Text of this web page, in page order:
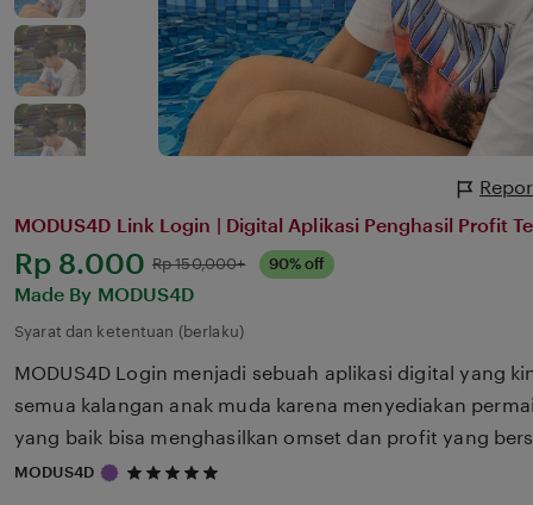
MODUS4D Link Login | Digital Aplikasi Penghasil Profit
Harga:
Rp 8.000 Normal:
Rp 150,000+ 90% off
Made By MODUS4D
Syarat dan ketentuan (berlaku)
MODUS4D Login menjadi sebuah aplikasi digital yang
semua kalangan anak muda karena menyediakan
yang baik bisa menghasilkan omset dan profit yang
MODUS4D
5